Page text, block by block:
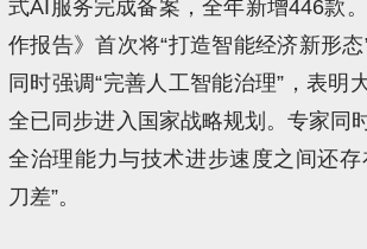
式AI服务完成备案，全年新增446款
作报告》首次将“打造智能经济新形态
同时强调“完善人工智能治理”，表明
全已同步进入国家战略规划。专家同
全治理能力与技术进步速度之间还存
刀差”。